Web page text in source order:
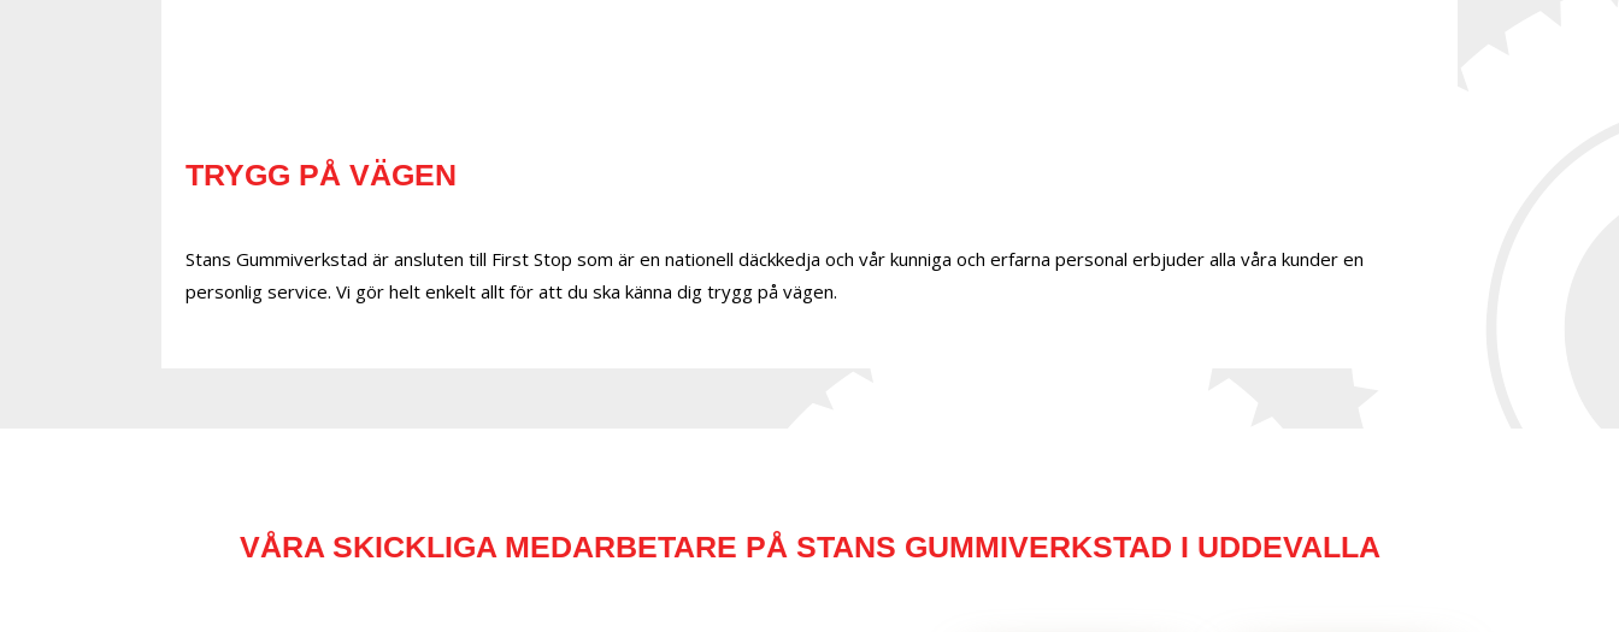
TRYGG PÅ VÄGEN
Stans Gummiverkstad är ansluten till First Stop som är en nationell däckkedja och vår kunniga och erfarna personal erbjuder alla våra kunder en
personlig service. Vi gör helt enkelt allt för att du ska känna dig trygg på vägen.
VÅRA SKICKLIGA MEDARBETARE PÅ STANS GUMMIVERKSTAD I UDDEVALLA